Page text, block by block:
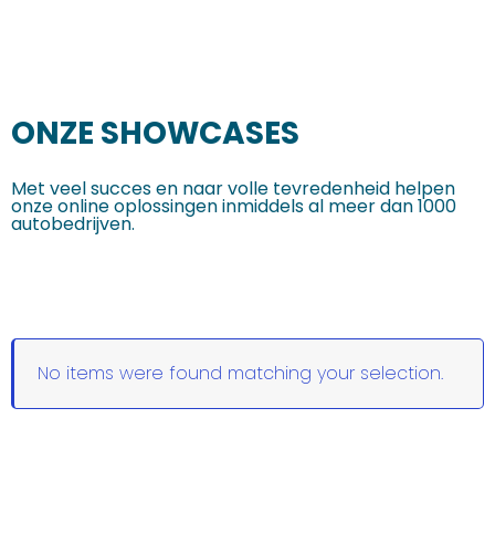
ONZE SHOWCASES
Met veel succes en naar volle tevredenheid helpen
onze online oplossingen inmiddels al meer dan 1000
autobedrijven.
No items were found matching your selection.